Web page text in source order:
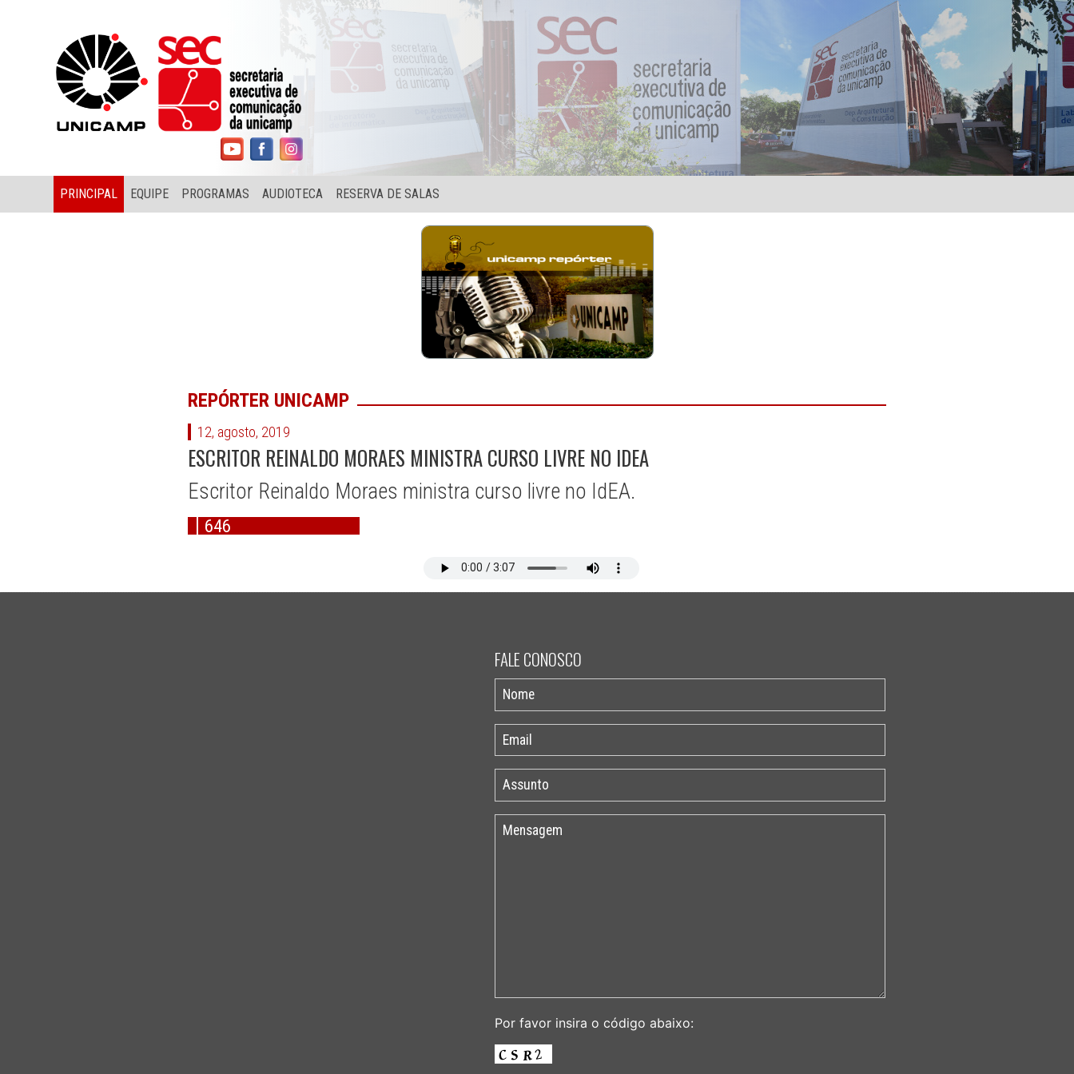
PRINCIPAL EQUIPE PROGRAMAS AUDIOTECA RESERVA DE SALAS
REPÓRTER UNICAMP
12, agosto, 2019
ESCRITOR REINALDO MORAES MINISTRA CURSO LIVRE NO IDEA
Escritor Reinaldo Moraes ministra curso livre no IdEA.
646
FALE CONOSCO
Por favor insira o código abaixo: